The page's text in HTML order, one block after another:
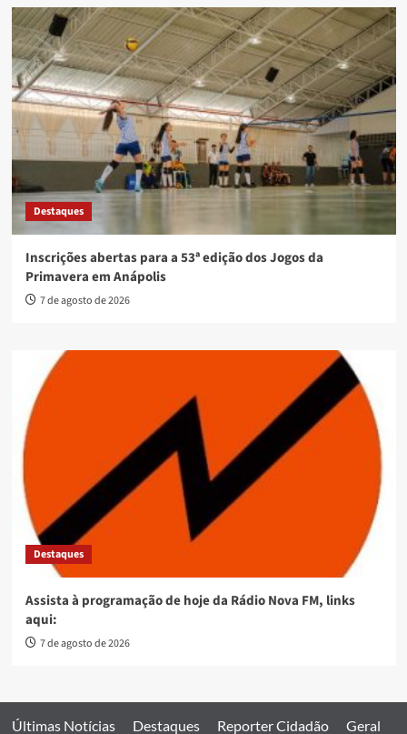
Destaques
Inscrições abertas para a 53ª edição dos Jogos da
Primavera em Anápolis
7 de agosto de 2026
Destaques
Assista à programação de hoje da Rádio Nova FM, links
aqui:
7 de agosto de 2026
Últimas Notícias Destaques Reporter Cidadão Geral